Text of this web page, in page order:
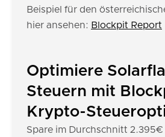
Beispiel für den
hier ansehen: Blockpit Report
Optimiere
Steuern mit
Krypto-
Spare im Durchschnitt